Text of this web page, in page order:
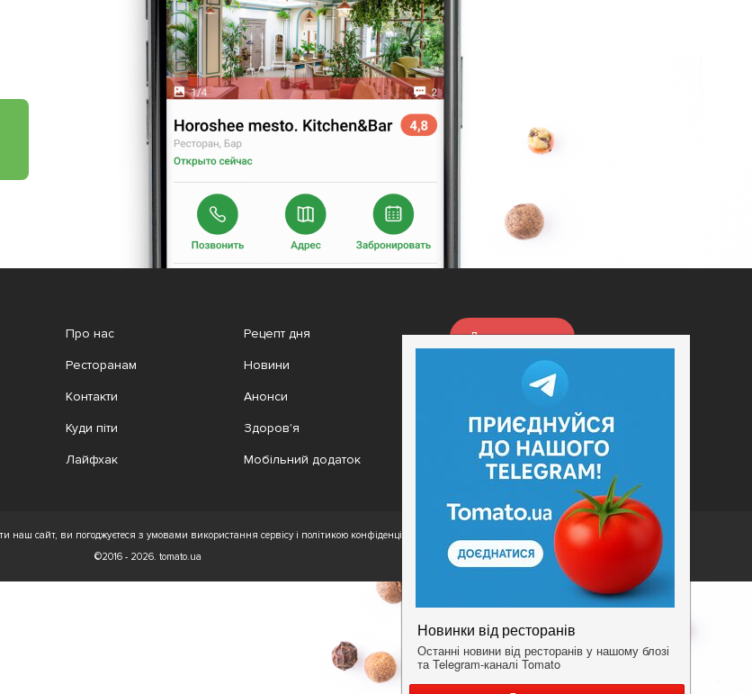
Про нас
Ресторанам
Контакти
Куди піти
Лайфхак
Рецепт дня
Новини
Анонси
Здоров'я
Мобільний додаток
Додати заклад
Конфіденційність
Умови
наш сайт, ви погоджуєтеся з умовами використання сервісу і політикою конфіденційності.
©2016 - 2026. tomato.ua